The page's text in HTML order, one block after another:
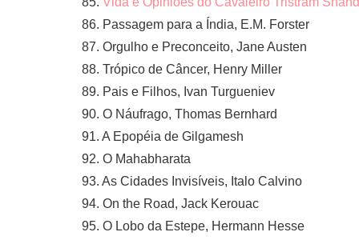
86. Passagem para a Índia, E.M. Forster
87. Orgulho e Preconceito, Jane Austen
88. Trópico de Câncer, Henry Miller
89. Pais e Filhos, Ivan Turgueniev
90. O Náufrago, Thomas Bernhard
91. A Epopéia de Gilgamesh
92. O Mahabharata
93. As Cidades Invisíveis, Italo Calvino
94. On the Road, Jack Kerouac
95. O Lobo da Estepe, Hermann Hesse